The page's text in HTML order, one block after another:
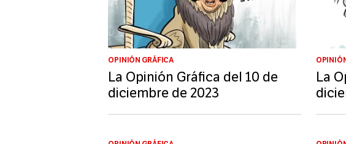
OPINIÓN GRÁFICA
La Opinión Gráfica del 10 de
diciembre de 2023
La